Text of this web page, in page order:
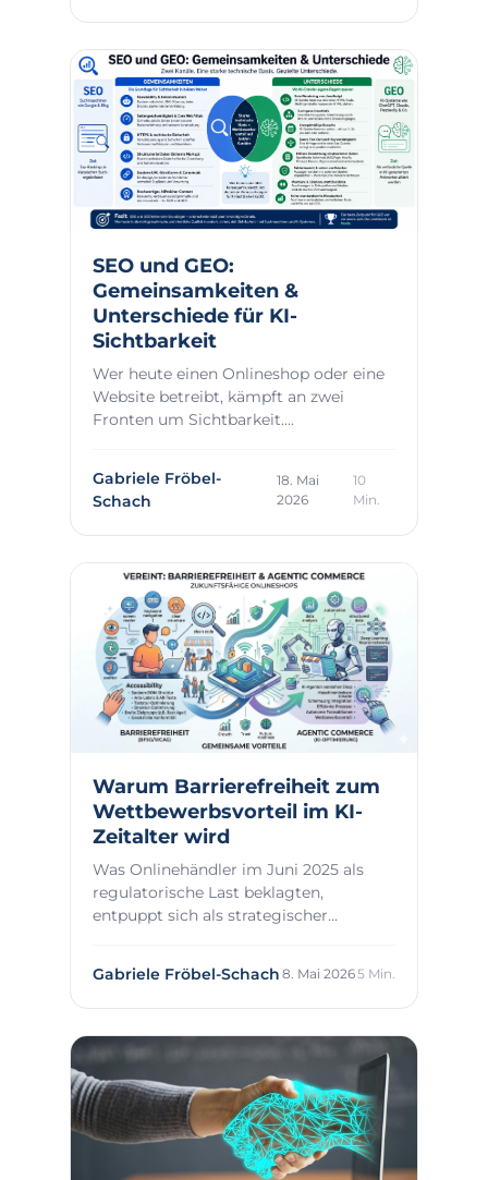
SEO und GEO:
Gemeinsamkeiten &
Unterschiede für KI-
Sichtbarkeit
Wer heute einen Onlineshop oder eine
Website betreibt, kämpft an zwei
Fronten um Sichtbarkeit....
Gabriele Fröbel-
Schach
18. Mai
2026
10
Min.
Warum Barrierefreiheit zum
Wettbewerbsvorteil im KI-
Zeitalter wird
Was Onlinehändler im Juni 2025 als
regulatorische Last beklagten,
entpuppt sich als strategischer
Gabriele Fröbel-Schach 8. Mai 20265 Min.